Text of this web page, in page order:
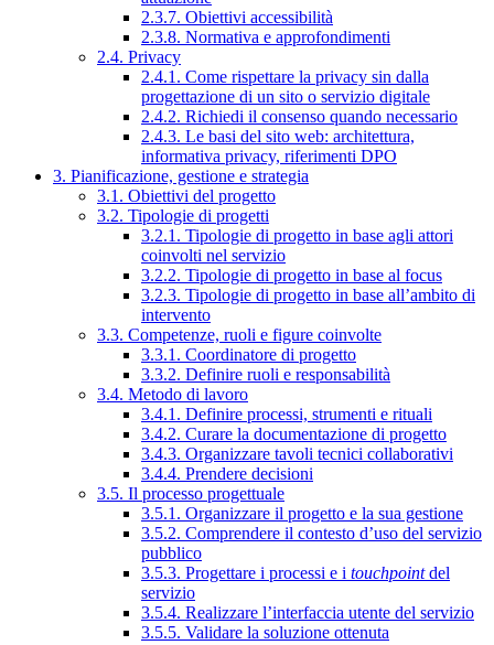
2.3.7. Obiettivi accessibilità
2.3.8. Normativa e approfondimenti
2.4. Privacy
2.4.1. Come rispettare la privacy sin dalla
progettazione di un sito o servizio digitale
2.4.2. Richiedi il consenso quando necessario
2.4.3. Le basi del sito web: architettura,
informativa privacy, riferimenti DPO
3. Pianificazione, gestione e strategia
3.1. Obiettivi del progetto
3.2. Tipologie di progetti
3.2.1. Tipologie di progetto in base agli attori
coinvolti nel servizio
3.2.2. Tipologie di progetto in base al focus
3.2.3. Tipologie di progetto in base all’ambito di
intervento
3.3. Competenze, ruoli e figure coinvolte
3.3.1. Coordinatore di progetto
3.3.2. Definire ruoli e responsabilità
3.4. Metodo di lavoro
3.4.1. Definire processi, strumenti e rituali
3.4.2. Curare la documentazione di progetto
3.4.3. Organizzare tavoli tecnici collaborativi
3.4.4. Prendere decisioni
3.5. Il processo progettuale
3.5.1. Organizzare il progetto e la sua gestione
3.5.2. Comprendere il contesto d’uso del servizio
pubblico
3.5.3. Progettare i processi e i touchpointdel
servizio
3.5.4. Realizzare l’interfaccia utente del servizio
3.5.5. Validare la soluzione ottenuta